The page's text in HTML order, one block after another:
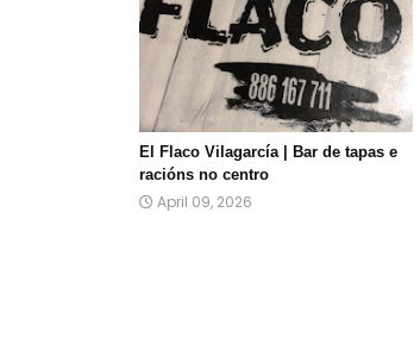
El Flaco Vilagarcía | Bar de tapas e
racións no centro
April 09, 2026